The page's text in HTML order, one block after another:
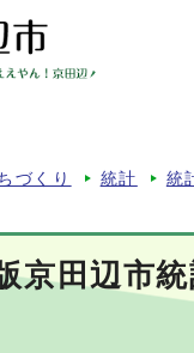
づくり 統計 統
京田辺市